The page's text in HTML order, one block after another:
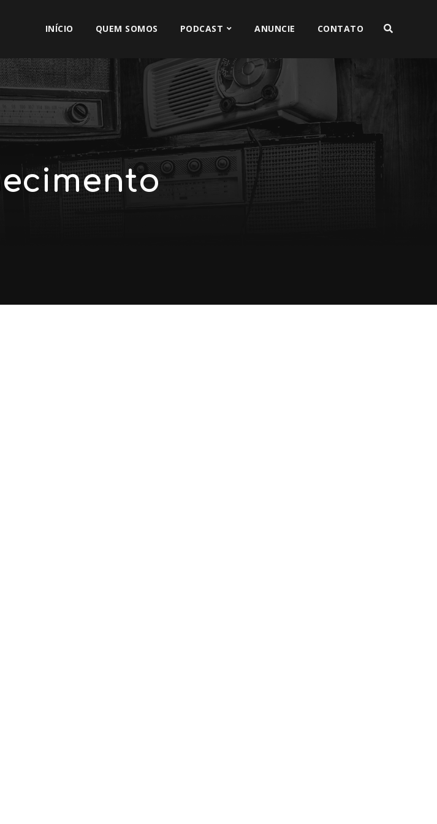
INÍCIO QUEM SOMOS PODCAST ANUNCIE CONTATO